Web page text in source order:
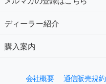
ディーラー紹介
購入案内
会社概要 通信販売規約